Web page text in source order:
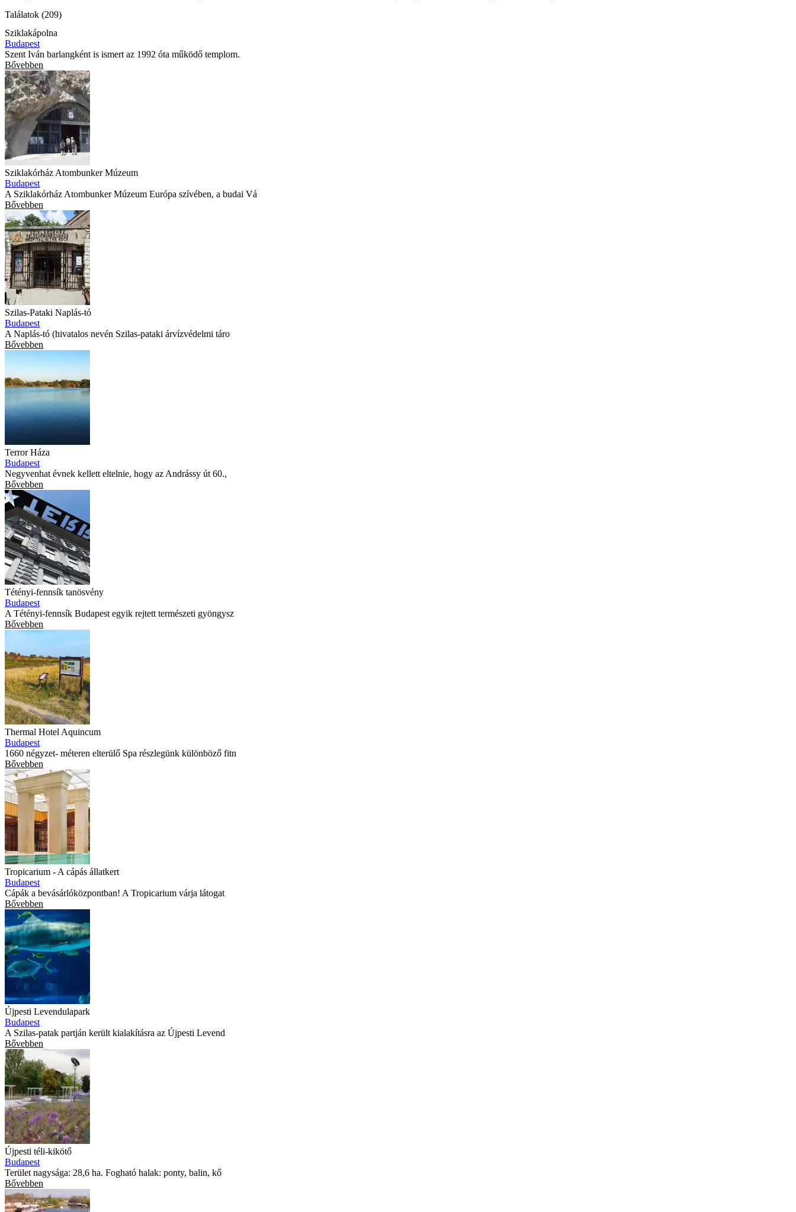
Találatok (209)
Sziklakápolna
Budapest
Szent Iván barlangként is ismert az 1992 óta működő templom.
Bővebben
Sziklakórház Atombunker Múzeum
Budapest
A Sziklakórház Atombunker Múzeum Európa szívében, a budai Vá
Bővebben
Szilas-Pataki Naplás-tó
Budapest
A Naplás-tó (hivatalos nevén Szilas-pataki árvízvédelmi táro
Bővebben
Terror Háza
Budapest
Negyvenhat évnek kellett eltelnie, hogy az Andrássy út 60.,
Bővebben
Tétényi-fennsík tanösvény
Budapest
A Tétényi-fennsík Budapest egyik rejtett természeti gyöngysz
Bővebben
Thermal Hotel Aquincum
Budapest
1660 négyzet- méteren elterülő Spa részlegünk különböző fitn
Bővebben
Tropicarium - A cápás állatkert
Budapest
Cápák a bevásárlóközpontban! A Tropicarium várja látogat
Bővebben
Újpesti Levendulapark
Budapest
A Szilas-patak partján került kialakításra az Újpesti Levend
Bővebben
Újpesti téli-kikötő
Budapest
Terület nagysága: 28,6 ha. Fogható halak: ponty, balin, kő
Bővebben